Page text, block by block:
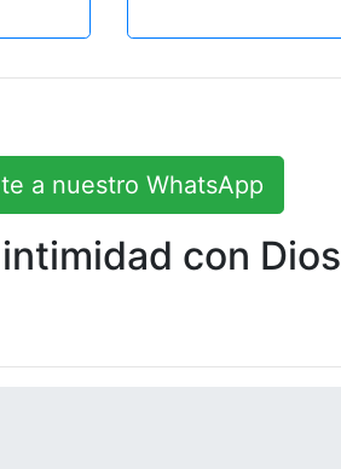
a nuestro WhatsApp
con